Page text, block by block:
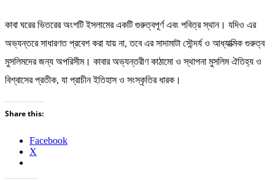
কাবা ঘরের ভিতরের অংশটি ইসলামের একটি গুরুত্বপূর্ণ এবং পবিত্র স্থান। যদিও এর
অভ্যন্তরে সাধারণত প্রবেশ করা যায় না, তবে এর সাদামাটা সৌন্দর্য ও আধ্যাত্মিক গুরুত্ব
মুসলিমদের জন্য অপরিসীম। কাবার অভ্যন্তরীণ কাঠামো ও স্থাপনা মুসলিম ঐতিহ্য ও
বিশ্বাসের প্রতীক, যা প্রাচীন ইতিহাস ও সংস্কৃতির ধারক।
Share this:
Facebook
X